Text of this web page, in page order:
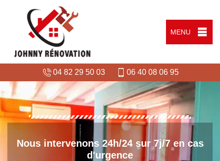
MENU
04 82 29 50 03 06 40 08 06 95
Nous intervenons 24h/24 sur 7j/7 en cas
d'urgence